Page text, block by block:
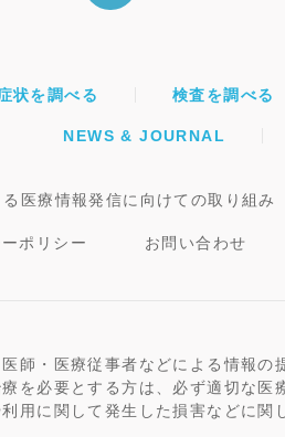
状を調べる 検査を調べる
NEWS & JOURNAL
医療情報発信に向けての取り組み
ポリシー お問い合わせ
師・医療従事者などによる情報
を必要とする方は、必ず適切な医
用に関して発生した損害などに